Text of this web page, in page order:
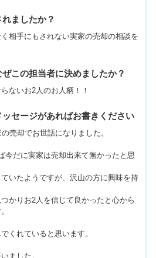
ましたか？
相手にもされない実家の売却の相談を
この担当者に決めましたか？
ないお2人のお人柄！！
セージがあればお書きください
売却でお世話になりました。
今だに実家は売却出来て無かったと思
いたようですが、沢山の方に興味を持
かりお2人を信じて良かったと心から
くれていると思います。
ました。